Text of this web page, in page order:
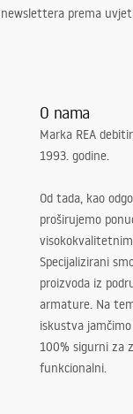
prema
O nama
Marka REA
1993. godine.
Od tada, kao
proširujemo
Specijalizirani
proizvoda iz
armature. Na
iskustva
100% sigurni za
funkcionalni.